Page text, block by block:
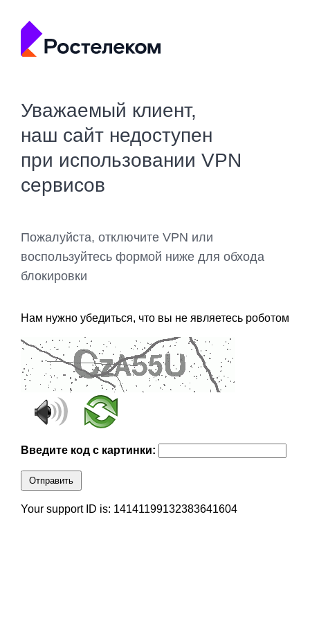
Уважаемый клиент,
наш сайт недоступен
при использовании VPN
сервисов
Пожалуйста, отключите VPN или
воспользуйтесь формой ниже для обхода
блокировки
Нам нужно убедиться, что вы не являетесь роботом
Введите код с картинки:
Отправить
Your support ID is: 14141199132383641604